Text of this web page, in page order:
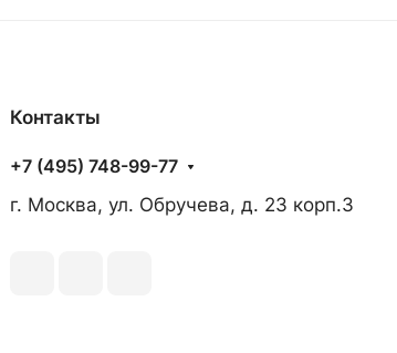
Контакты
+7 (495) 748-99-77
г. Москва, ул. Обручева, д. 23 корп.3